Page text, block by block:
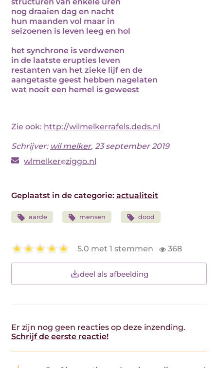
nog draaien dag en nacht
hun maanden vol maar in
seizoenen is leven leeg en hol
het synchrone is verdwenen
in de laatste erupties leven
restanten van het zieke lijf en de
aangetaste geest hebben nagelaten
wat nooit een hemel is geweest
Zie ook: http://wilmelkerrafels.deds.nl
Schrijver: wil melker, 23 september 2019
wlmelker ziggo.nl
Geplaatst in de categorie: actualiteit
aarde mensen dood
5.0 met 1 stemmen 368
deel als afbeelding
Er zijn nog geen reacties op deze inzending.
Schrijf de eerste reactie!